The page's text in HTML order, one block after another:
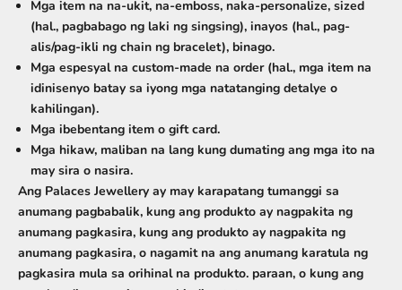
Mga item na na-ukit, na-emboss, naka-personalize, sized
(hal., pagbabago ng laki ng singsing), inayos (hal., pag-
alis/pag-ikli ng chain ng bracelet), binago.
Mga espesyal na custom-made na order (hal., mga item na
idinisenyo batay sa iyong mga natatanging detalye o
kahilingan).
Mga ibebentang item o gift card.
Mga hikaw, maliban na lang kung dumating ang mga ito na
may sira o nasira.
Ang Palaces Jewellery ay may karapatang tumanggi sa
anumang pagbabalik, kung ang produkto ay nagpakita ng
anumang pagkasira, kung ang produkto ay nagpakita ng
anumang pagkasira, o nagamit na ang anumang karatula ng
pagkasira mula sa orihinal na produkto. paraan, o kung ang